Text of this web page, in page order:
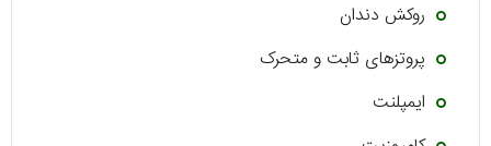
روکش دندان
پروتزهای ثابت و متحرک
ایمپلنت